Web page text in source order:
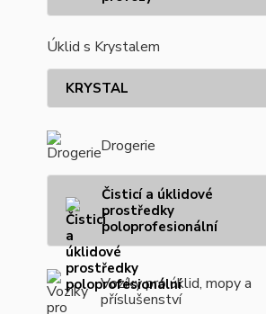
Úklid s Krystalem
KRYSTAL
Drogerie
Čisticí a úklidové
prostředky
poloprofesionální
Vozíky pro úklid, mopy a
příslušenství